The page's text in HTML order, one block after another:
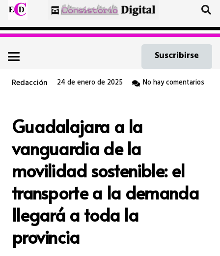
Suscribirse
Redacción 24 de enero de 2025 No hay comentarios
Guadalajara a la
vanguardia de la
movilidad sostenible: el
transporte a la demanda
llegará a toda la
provincia